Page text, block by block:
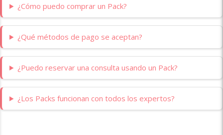
¿Cómo puedo comprar un Pack?
¿Qué métodos de pago se aceptan?
¿Puedo reservar una consulta usando un Pack?
¿Los Packs funcionan con todos los expertos?